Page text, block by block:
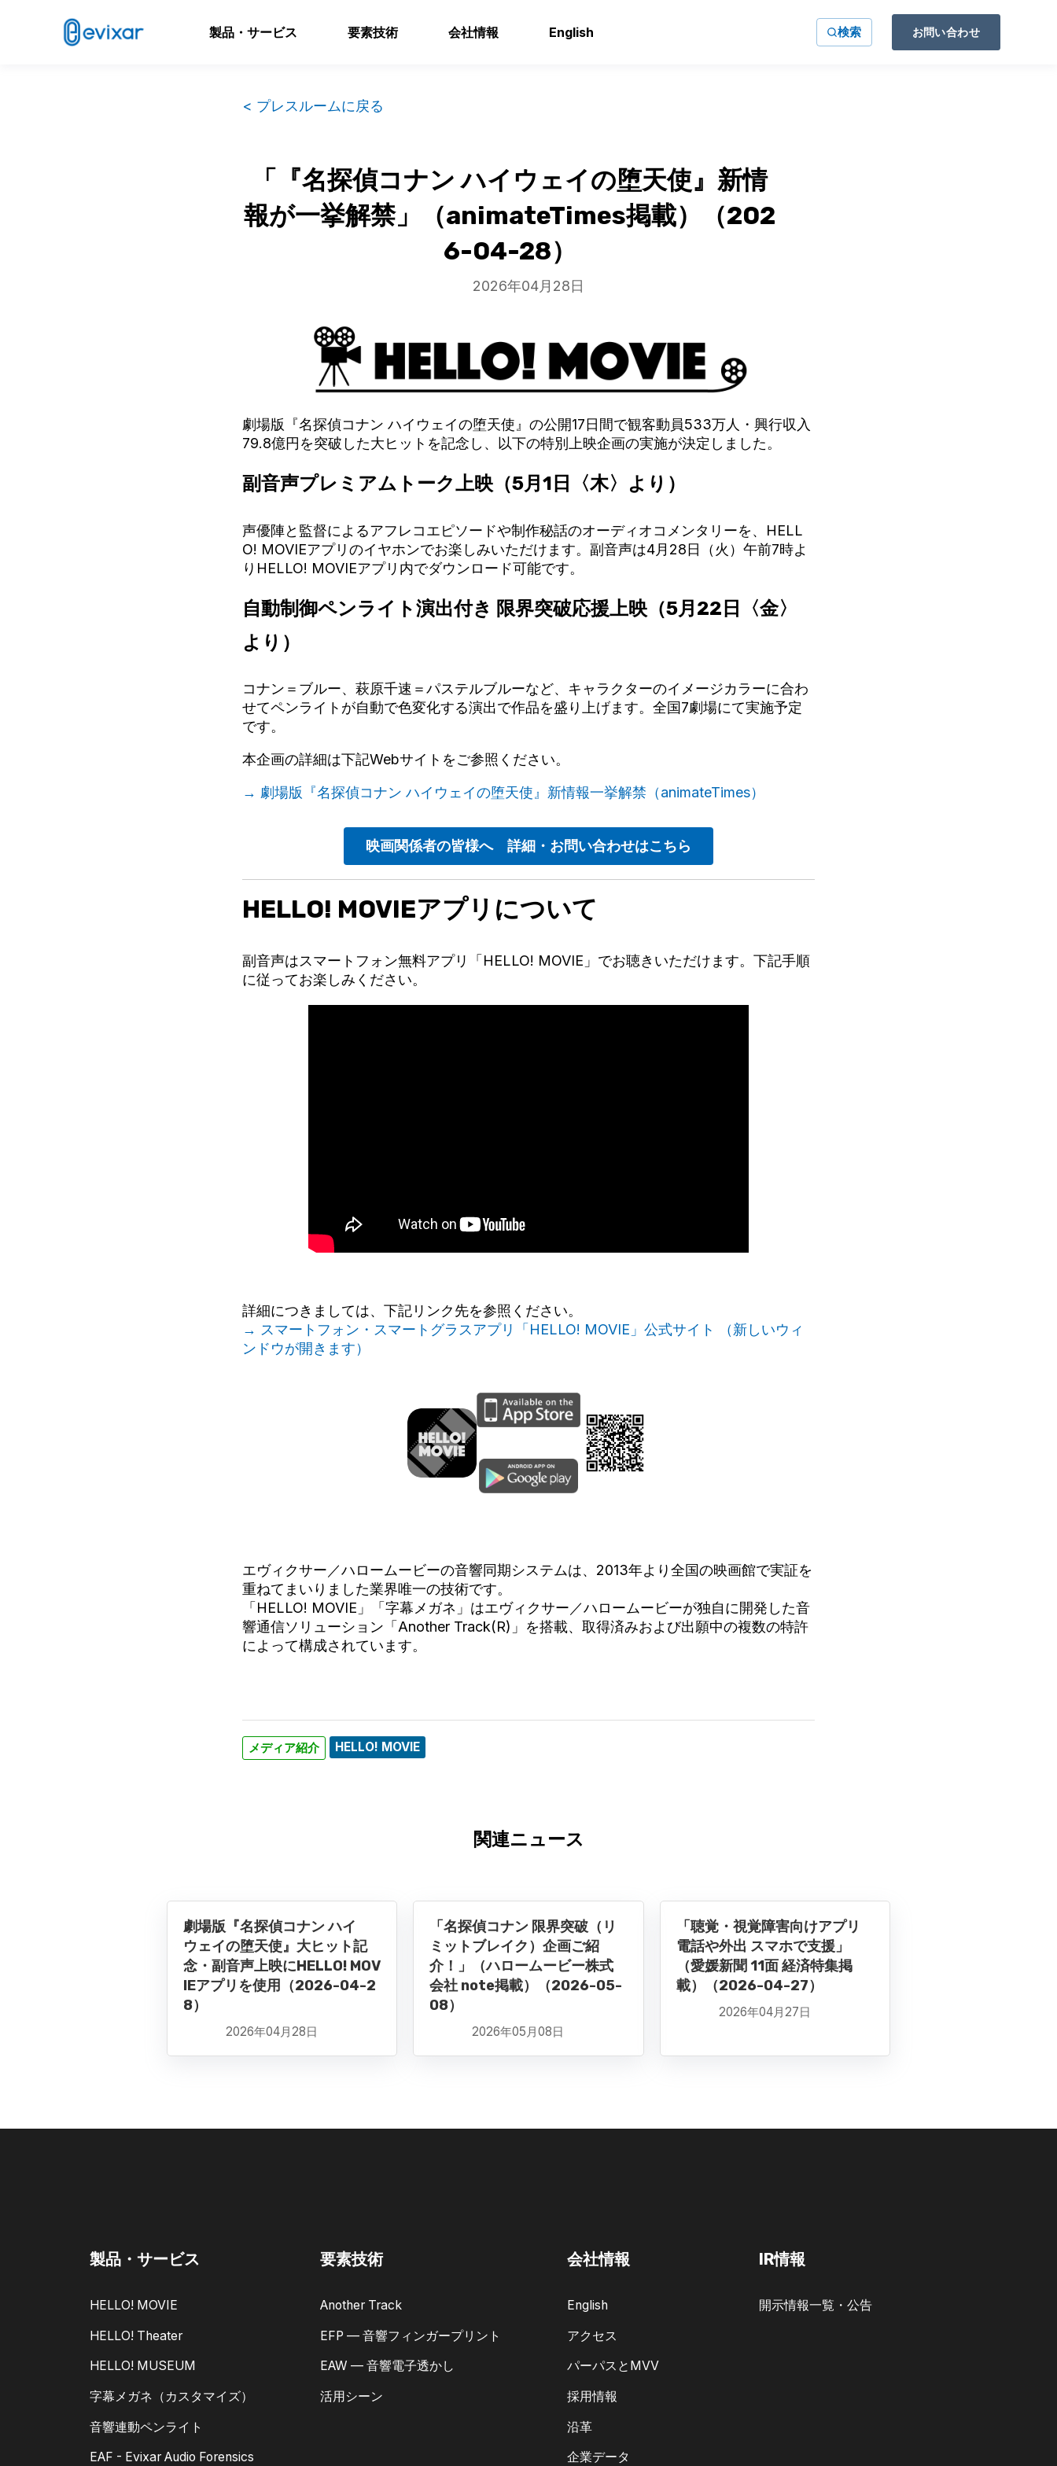
製品・サービス 要素技術 会社情報 English 検索 お問い合わせ
< プレスルームに戻る
「『名探偵コナン ハイウェイの堕天使』新情
報が一挙解禁」（animateTimes掲載）（202
6-04-28）
2026年04月28日
劇場版『名探偵コナン ハイウェイの堕天使』の公開17日間で観客動員533万人・興行収入
79.8億円を突破した大ヒットを記念し、以下の特別上映企画の実施が決定しました。
副音声プレミアムトーク上映（5月1日〈木〉より）
声優陣と監督によるアフレコエピソードや制作秘話のオーディオコメンタリーを、HELL
O! MOVIEアプリのイヤホンでお楽しみいただけます。副音声は4月28日（火）午前7時よ
りHELLO! MOVIEアプリ内でダウンロード可能です。
自動制御ペンライト演出付き 限界突破応援上映（5月22日〈金〉
より）
コナン＝ブルー、萩原千速＝パステルブルーなど、キャラクターのイメージカラーに合わ
せてペンライトが自動で色変化する演出で作品を盛り上げます。全国7劇場にて実施予定
です。
本企画の詳細は下記Webサイトをご参照ください。
→ 劇場版『名探偵コナン ハイウェイの堕天使』新情報一挙解禁（animateTimes）
映画関係者の皆様へ 詳細・お問い合わせはこちら
HELLO! MOVIEアプリについて
副音声はスマートフォン無料アプリ「HELLO! MOVIE」でお聴きいただけます。下記手順
に従ってお楽しみください。
詳細につきましては、下記リンク先を参照ください。
→ スマートフォン・スマートグラスアプリ「HELLO! MOVIE」公式サイト （新しいウィ
ンドウが開きます）
エヴィクサー／ハロームービーの音響同期システムは、2013年より全国の映画館で実証を
重ねてまいりました業界唯一の技術です。
「HELLO! MOVIE」「字幕メガネ」はエヴィクサー／ハロームービーが独自に開発した音
響通信ソリューション「Another Track(R)」を搭載、取得済みおよび出願中の複数の特許
によって構成されています。
メディア紹介 HELLO! MOVIE
関連ニュース
劇場版『名探偵コナン ハイ
ウェイの堕天使』大ヒット記
念・副音声上映にHELLO! MOV
IEアプリを使用（2026-04-2
8）
2026年04月28日
「名探偵コナン 限界突破（リ
ミットブレイク）企画ご紹
介！」（ハロームービー株式
会社 note掲載）（2026-05-
08）
2026年05月08日
「聴覚・視覚障害向けアプリ
電話や外出 スマホで支援」
（愛媛新聞 11面 経済特集掲
載）（2026-04-27）
2026年04月27日
製品・サービス
HELLO! MOVIE
HELLO! Theater
HELLO! MUSEUM
字幕メガネ（カスタマイズ）
音響連動ペンライト
EAF - Evixar Audio Forensics
要素技術
Another Track
EFP — 音響フィンガープリント
EAW — 音響電子透かし
活用シーン
会社情報
English
アクセス
パーパスとMVV
採用情報
沿革
企業データ
IR情報
開示情報一覧・公告